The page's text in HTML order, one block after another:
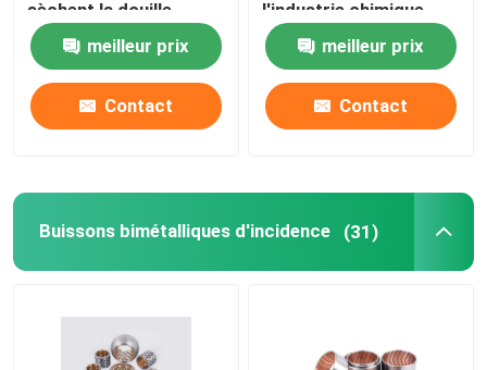
sèchent la douille
baguant SF-1P
meilleur prix
Contact
l'industrie chimique
meilleur prix
Contact
Buissons bimétalliques d'incidence (31)